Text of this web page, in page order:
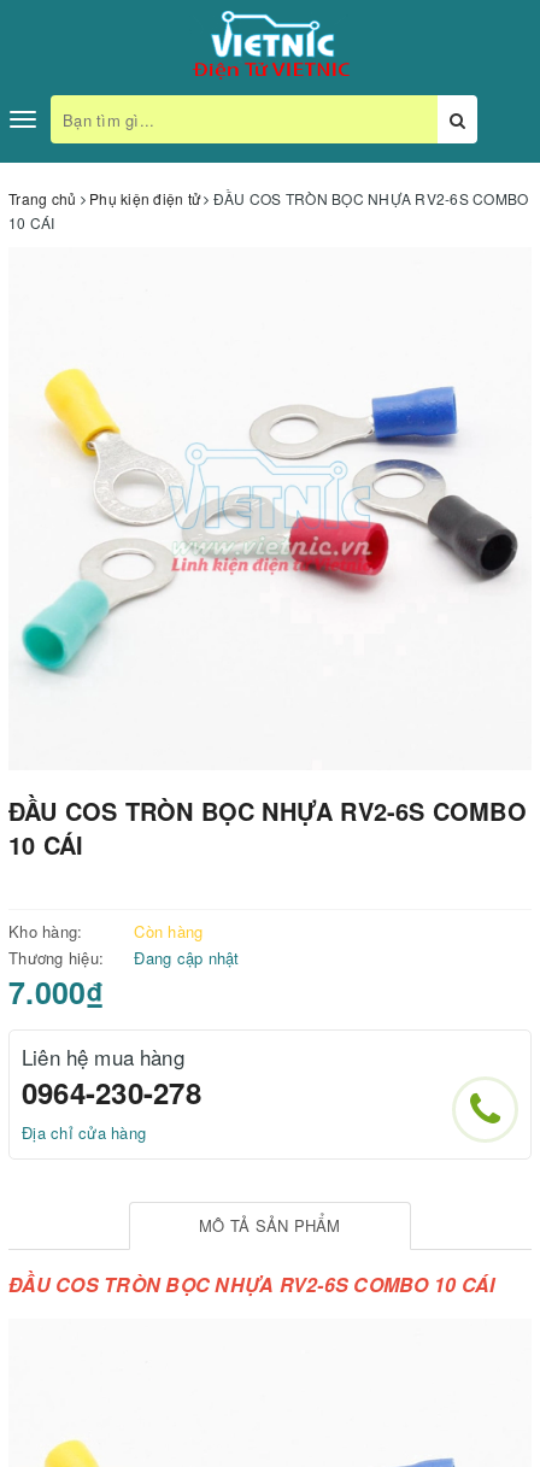
Toggle
navigation
Trang chủ Phụ kiện điện tử
ĐẦU COS TRÒN BỌC NHỰA RV2-6S COMBO
10 CÁI
ĐẦU COS TRÒN BỌC NHỰA RV2-6S COMBO
10 CÁI
Kho hàng:
Còn hàng
Thương hiệu:
Đang cập nhật
7.000₫
Liên hệ mua hàng
0964-230-278
Địa chỉ cửa hàng
MÔ TẢ SẢN PHẨM
ĐẦU COS TRÒN BỌC NHỰA RV2-6S COMBO 10 CÁI